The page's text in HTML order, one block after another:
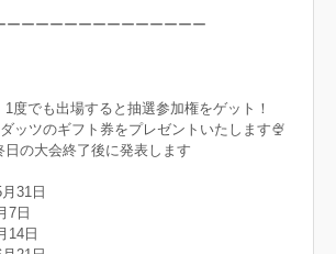
ーーーーーーーーーーーーーー
度でも出場すると抽選参加権をゲット！
ッツのギフト券をプレゼントいたします🍨
の大会終了後に発表します
31日
7日
14日